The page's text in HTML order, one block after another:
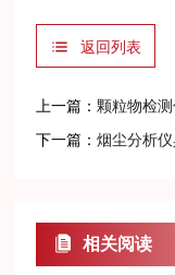
返回列表
上一篇：颗粒物检
下一篇：烟尘分析仪
相关阅读